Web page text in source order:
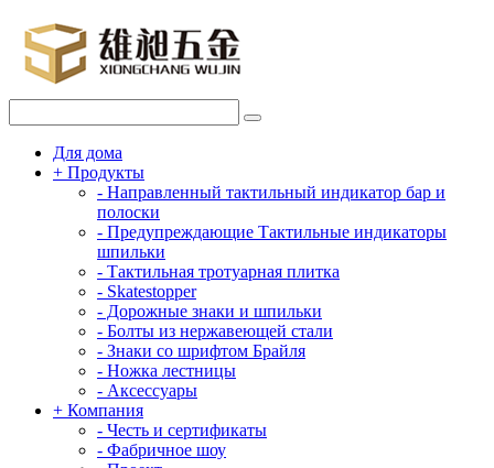
Для дома
+ Продукты
- Направленный тактильный индикатор бар и
полоски
- Предупреждающие Тактильные индикаторы
шпильки
- Тактильная тротуарная плитка
- Skatestopper
- Дорожные знаки и шпильки
- Болты из нержавеющей стали
- Знаки со шрифтом Брайля
- Ножка лестницы
- Аксессуары
+ Компания
- Честь и сертификаты
- Фабричное шоу